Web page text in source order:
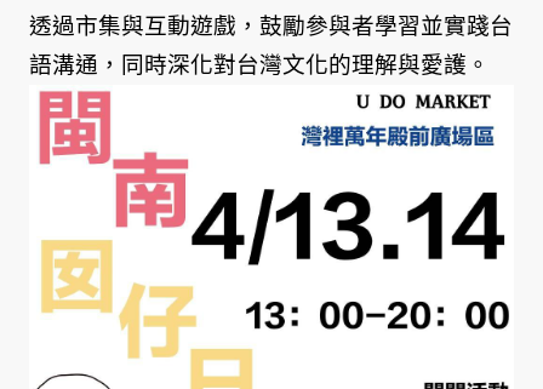
透過市集與互動遊戲，鼓勵參與者學習並實踐台
語溝通，同時深化對台灣文化的理解與愛護。